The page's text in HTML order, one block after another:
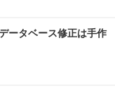
ータベース修正は手作